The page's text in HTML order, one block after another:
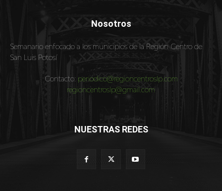
Nosotros
Semanario enfocado a los municipios de la Región Centro de
San Luis Potosí
Contacto: periodico@regioncentroslp.com
regioncentroslp@gmail.com
NUESTRAS REDES